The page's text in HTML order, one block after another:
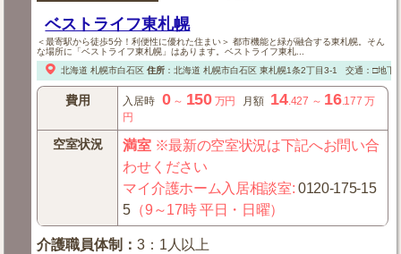
ベストライフ東札幌
＜最寄駅から徒歩5分！利便性に優れた住まい＞ 都市機能と緑が融合する東札幌。そん
な場所に「ベストライフ東札幌」はあります。ベストライフ東札...
北海道 札幌市白石区 住所： 北海道 札幌市白石区東札幌1条2丁目3-1 交通：□地下
費用 入居時 0～ 150 万円 月額 14.427 ～ 16.177 万
円
空室状況 満室※最新の空室状況は下記へお問い合
わせください
マイ介護ホーム入居相談室:0120-175-15
5 （9～17時 平日・日曜）
介護職員体制 ：3：1人以上